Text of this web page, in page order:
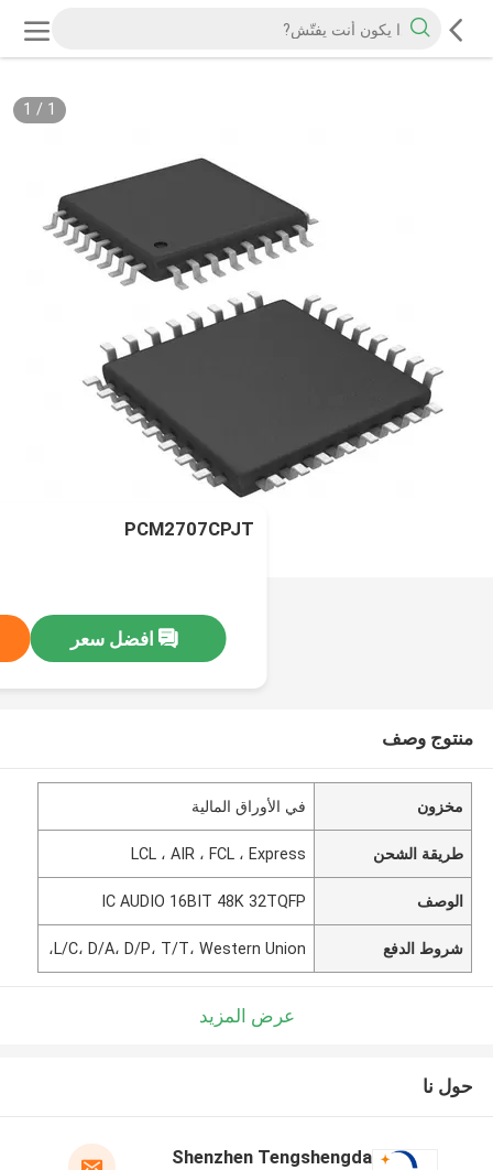
1
/
1
PCM2707CPJT
افضل سعر
منتوج وصف
مخزون في الأوراق المالية
طريقة الشحن LCL ، AIR ، FCL ، Express
الوصف IC AUDIO 16BIT 48K 32TQFP
شروط الدفع L/C، D/A، D/P، T/T، Western Union،
عرض المزيد
حول نا
Shenzhen Tengshengda